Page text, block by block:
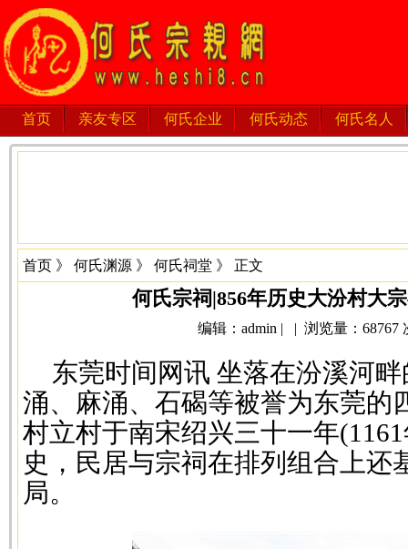
首页 亲友专区 何氏企业 何氏动态 何氏名人
首页 》 何氏渊源 》 何氏祠堂 》 正文
何氏宗祠|856年历史大汾村大
编辑：admin | | 浏览量：68767
东莞时间网讯 坐落在汾溪河
涌、麻涌、石碣等被誉为东莞的
村立村于南宋绍兴三十一年
史，民居与宗祠在排列组合上还
局。